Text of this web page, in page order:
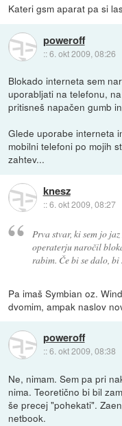
Kateri gsm aparat pa si
poweroff
::6. okt 2009, 08:26
Blokado interneta sem
uporabljati na telefonu,
pritisneš napačen gumb
Glede uporabe interneta
mobilni telefoni po mojih
zahtev...
knesz
::6. okt 2009, 08:27
Prva stvar, ki sem jo
operaterju naročil
rabim. Če bi se dalo,
Pa imaš Symbian oz.
dvomim, ampak naslov
poweroff
::6. okt 2009, 08:38
Ne, nimam. Sem pa pri
nima. Teoretično bi bil
še precej "pohekati".
netbook.